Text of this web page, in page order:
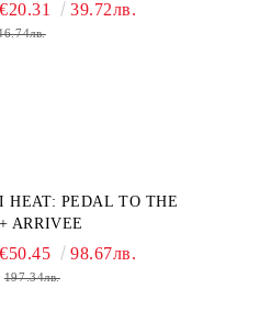
€20.31 39.72лв.
PEDAL TO THE
ARRIVEE
€50.45 98.67лв.
197.34лв.